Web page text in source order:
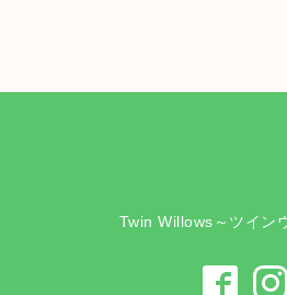
Twin Willows～ツイン